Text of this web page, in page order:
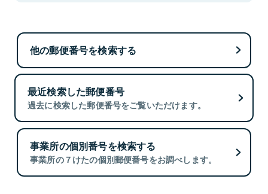
他の郵便番号を検索する
最近検索した郵便番号
過去に検索した郵便番号をご覧いただけます。
事業所の個別番号を検索する
事業所の７けたの個別郵便番号をお調べします。